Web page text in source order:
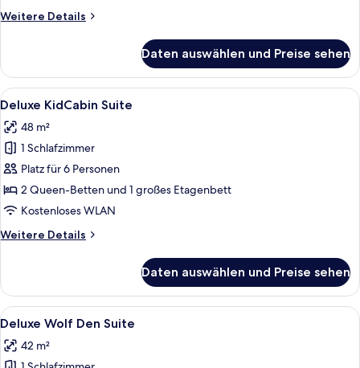
Weitere Details
Weitere
KidKamp
Suite
Daten auswählen und Preise sehen
Alle
Fotos
für
Deluxe
KidCabin
Suite
anzeigen
Ein Hotelzimmer mit zwei Betten,
4
Deluxe KidCabin Suite
48 m²
1 Schlafzimmer
Platz für 6 Personen
2 Queen-Betten und 1 großes Etagenbett
Kostenloses WLAN
Weitere Details
Weitere
KidCabin
Suite
Daten auswählen und Preise sehen
Alle
Fotos
für
Ein Hotelzimmer mit einem Bett,
4
Deluxe Wolf Den Suite
42 m²